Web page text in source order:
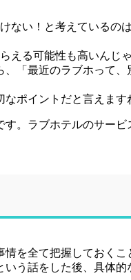
ない！と考えているの
る可能性も高いんじ
「最近のラブホって
ポイントだと言えます
。ラブホテルのサー
を全て把握しておくこ
う話をした後、具体